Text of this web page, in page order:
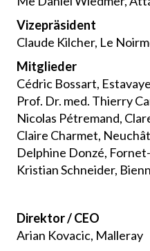
Vizepräsident
Claude Kilcher, Le
Mitglieder
Cédric Bossart,
Prof. Dr. med. Thierry
Nicolas Pétremand,
Claire Charmet,
Delphine Donzé,
Kristian Schneider,
Direktor / CEO
Arian Kovacic, Malleray